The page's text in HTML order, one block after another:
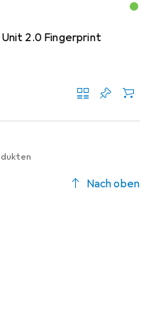
2.0 Fingerprint
Nach oben